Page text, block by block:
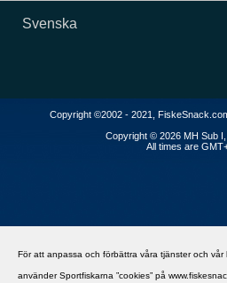
För att anpassa och förbättra våra tjänster och vår
använder Sportfiskarna ”cookies” på
Svenska
Copyright ©2002 - 2021,
Copyright © 2026 MH Sub
All times are